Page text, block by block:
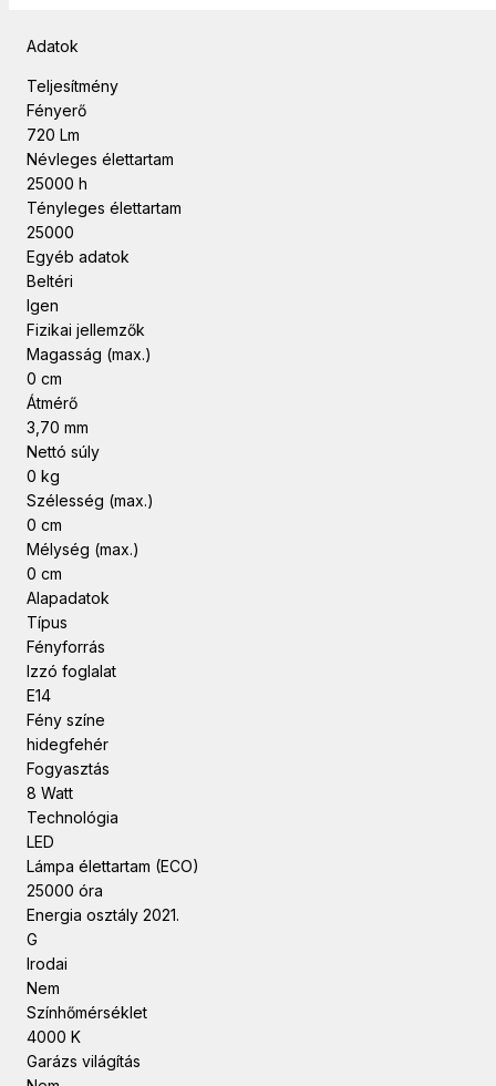
Adatok
Teljesítmény
Fényerő
720 Lm
Névleges élettartam
25000 h
Tényleges élettartam
25000
Egyéb adatok
Beltéri
Igen
Fizikai jellemzők
Magasság (max.)
0 cm
Átmérő
3,70 mm
Nettó súly
0 kg
Szélesség (max.)
0 cm
Mélység (max.)
0 cm
Alapadatok
Típus
Fényforrás
Izzó foglalat
E14
Fény színe
hidegfehér
Fogyasztás
8 Watt
Technológia
LED
Lámpa élettartam (ECO)
25000 óra
Energia osztály 2021.
G
Irodai
Nem
Színhőmérséklet
4000 K
Garázs világítás